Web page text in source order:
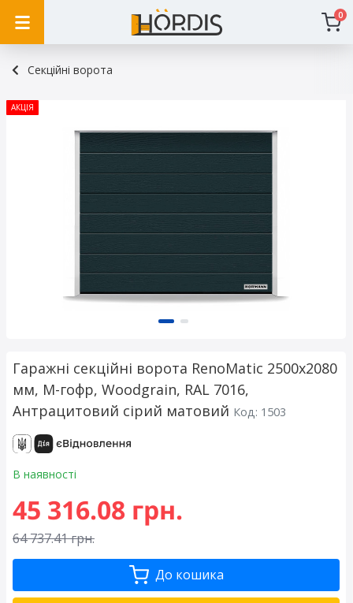
0
Секційні ворота
АКЦІЯ
Гаражні секційні ворота RenoMatic 2500x2080
мм, М-гофр, Woodgrain, RAL 7016,
Антрацитовий сірий матовий Код: 1503
В наявності
45 316.08 грн.
64 737.41 грн.
До кошика